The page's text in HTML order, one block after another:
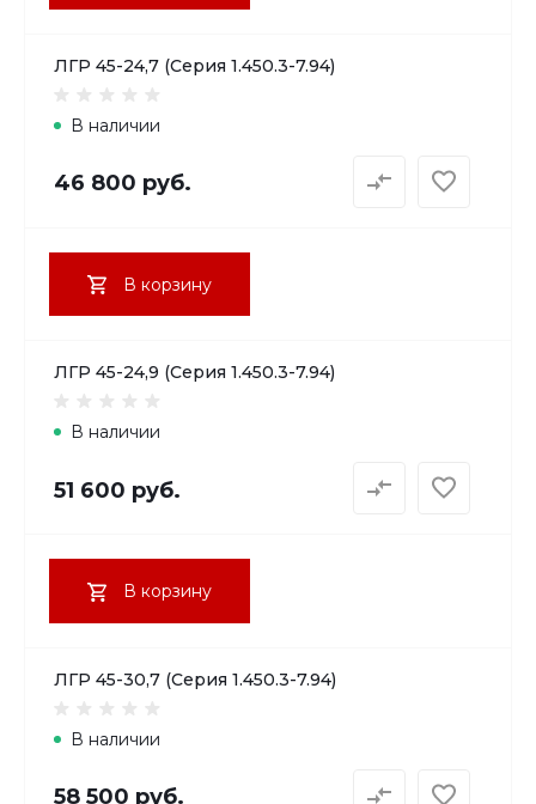
ЛГР 45-24,7 (Серия 1.450.3-7.94)
В наличии
46 800 руб.
В корзину
ЛГР 45-24,9 (Серия 1.450.3-7.94)
В наличии
51 600 руб.
В корзину
ЛГР 45-30,7 (Серия 1.450.3-7.94)
В наличии
58 500 руб.